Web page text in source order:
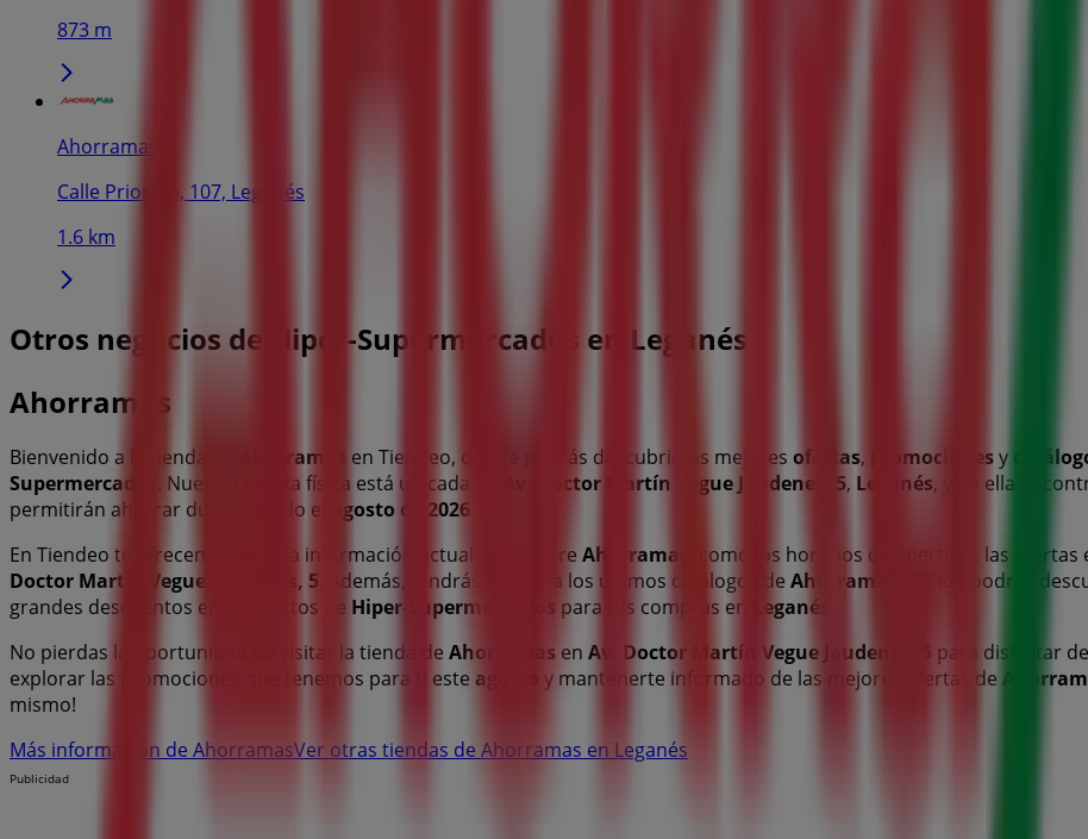
873 m
Ahorramas
Calle Priorato, 107, Leganés
1.6 km
Otros negocios de Hiper-Supermercados en Leganés
Ahorramas
Bienvenido a la tienda de Ahorramas en Tiendeo, donde podrás descubrir las mejores ofertas, promocionesy
Supermercados
. Nuestra tienda física está ubicada en Av. Doctor Martín Vegue Jaudenes, 5, Leganés, y en ella
permitirán ahorrar durante todo el
agosto de 2026
En Tiendeo te ofrecemos toda la información actualizada sobre Ahorramas , como los horarios de apertura, las
Doctor Martín Vegue Jaudenes, 5 . Además, tendrás acceso a los últimos catálogos de Ahorramas
, donde podrás
grandes descuentos en productos de Hiper-Supermercados para tus compras en Leganés
No pierdas la oportunidad de visitar la tienda de Ahorramas en Av. Doctor Martín Vegue Jaudenes, 5
para disfrutar
explorar las promociones que tenemos para ti este agosto y mantenerte informado de las mejores ofertas de
mismo!
Más información de AhorramasVer otras tiendas de Ahorramas en Leganés
Publicidad